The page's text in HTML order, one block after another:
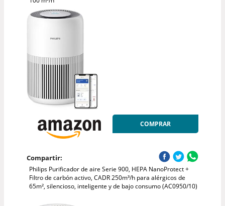
COMPRAR
Compartir:
Philips Purificador de aire Serie 900, HEPA NanoProtect +
Filtro de carbón activo, CADR 250m³/h para alérgicos de
65m², silencioso, inteligente y de bajo consumo (AC0950/10)